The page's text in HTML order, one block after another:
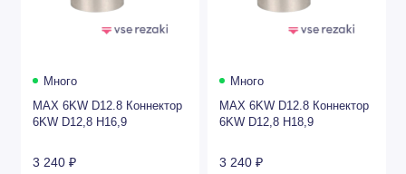
Много
MAX 6KW D12.8 Коннектор
6KW D12,8 H16,9
3 240 ₽
Много
MAX 6KW D12.8 Коннектор
6KW D12,8 H18,9
3 240 ₽